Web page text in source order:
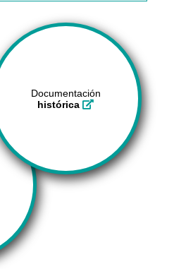
Documentación
histórica